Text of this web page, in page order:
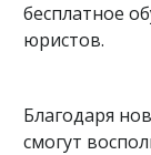
бесплатное
юристов.
Благодаря
смогут